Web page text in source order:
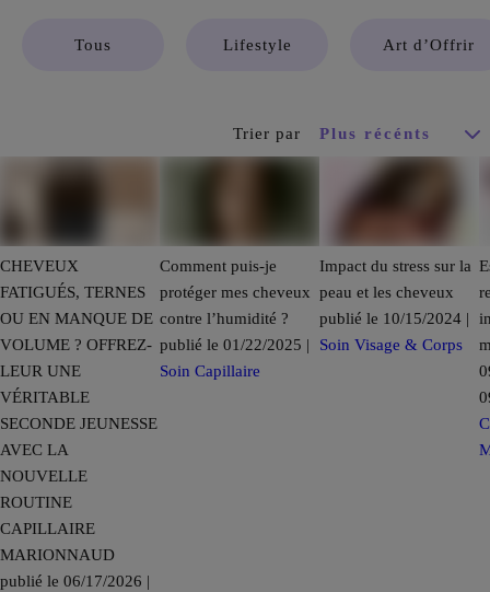
Tous Lifestyle Art d’Offrir
Trier par
CHEVEUX
FATIGUÉS, TERNES
OU EN MANQUE DE
VOLUME ? OFFREZ-
LEUR UNE
VÉRITABLE
SECONDE JEUNESSE
AVEC LA
NOUVELLE
ROUTINE
CAPILLAIRE
MARIONNAUD
publié le 06/17/2026 |
Comment puis-je
protéger mes cheveux
contre l’humidité ?
publié le 01/22/2025 |
Soin Capillaire
Impact du stress sur la
peau et les cheveux
publié le 10/15/2024 |
Soin Visage & Corps